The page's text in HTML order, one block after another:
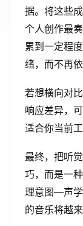
据。将这些
个人创作最
累到一定程
绪，而不再
若想横向对
响应差异，
适合你当前
最终，把听
巧，而是一
理意图—声
的音乐将越